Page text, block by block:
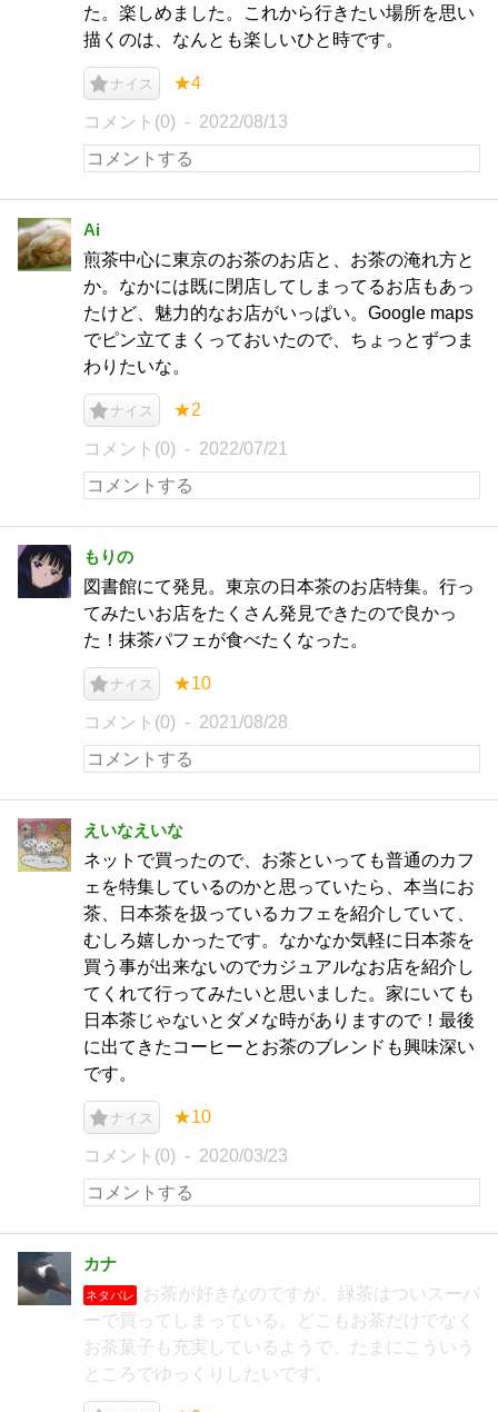
た。楽しめました。これから行きたい場所を思い
描くのは、なんとも楽しいひと時です。
ナイス ★4
コメント(0) 2022/08/13
Ai
煎茶中心に東京のお茶のお店と、お茶の淹れ方と
か。なかには既に閉店してしまってるお店もあっ
たけど、魅力的なお店がいっぱい。Google maps
でピン立てまくっておいたので、ちょっとずつま
わりたいな。
ナイス ★2
コメント(0) 2022/07/21
もりの
図書館にて発見。東京の日本茶のお店特集。行っ
てみたいお店をたくさん発見できたので良かっ
た！抹茶パフェが食べたくなった。
ナイス ★10
コメント(0) 2021/08/28
えいなえいな
ネットで買ったので、お茶といっても普通のカフ
ェを特集しているのかと思っていたら、本当にお
茶、日本茶を扱っているカフェを紹介していて、
むしろ嬉しかったです。なかなか気軽に日本茶を
買う事が出来ないのでカジュアルなお店を紹介し
てくれて行ってみたいと思いました。家にいても
日本茶じゃないとダメな時がありますので！最後
に出てきたコーヒーとお茶のブレンドも興味深い
です。
ナイス ★10
コメント(0) 2020/03/23
カナ
ネタバレ
お茶が好きなのですが、緑茶はついスーパ
ーで買ってしまっている。どこもお茶だけでなく
お茶菓子も充実しているようで、たまにこういう
ところでゆっくりしたいです。